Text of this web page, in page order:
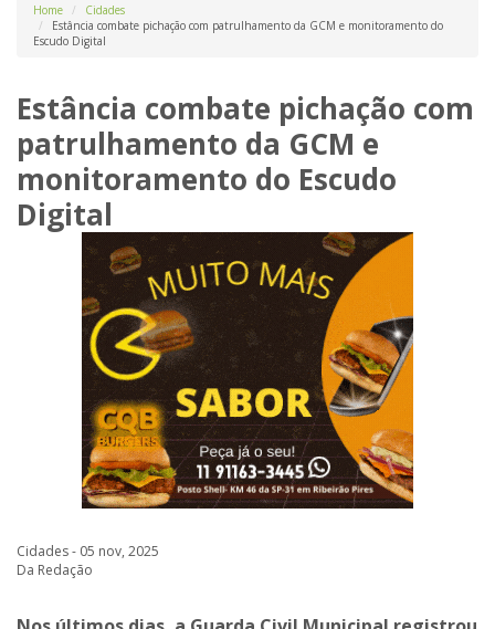
Home
Cidades
Estância combate pichação com patrulhamento da GCM e monitoramento do
Escudo Digital
Estância combate pichação com
patrulhamento da GCM e
monitoramento do Escudo
Digital
Cidades - 05 nov, 2025
Da Redação